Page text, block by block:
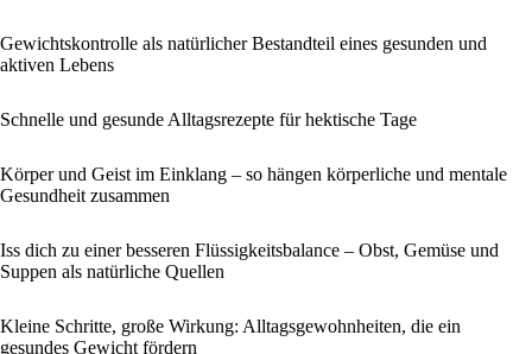
Gewichtskontrolle als natürlicher Bestandteil eines gesunden und
aktiven Lebens
Schnelle und gesunde Alltagsrezepte für hektische Tage
Körper und Geist im Einklang – so hängen körperliche und mentale
Gesundheit zusammen
Iss dich zu einer besseren Flüssigkeitsbalance – Obst, Gemüse und
Suppen als natürliche Quellen
Kleine Schritte, große Wirkung: Alltagsgewohnheiten, die ein
gesundes Gewicht fördern